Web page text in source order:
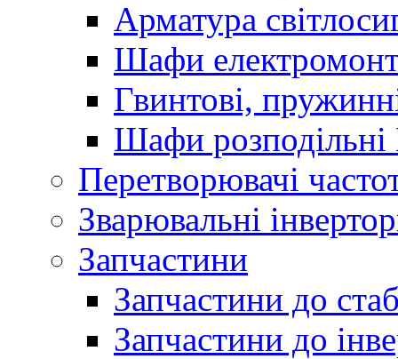
Арматура
Шафи
Гвинтові,
Шафи розподільні
Перетворювачі
Зварювальні
Запчастини
Запчастини до
Запчастини до